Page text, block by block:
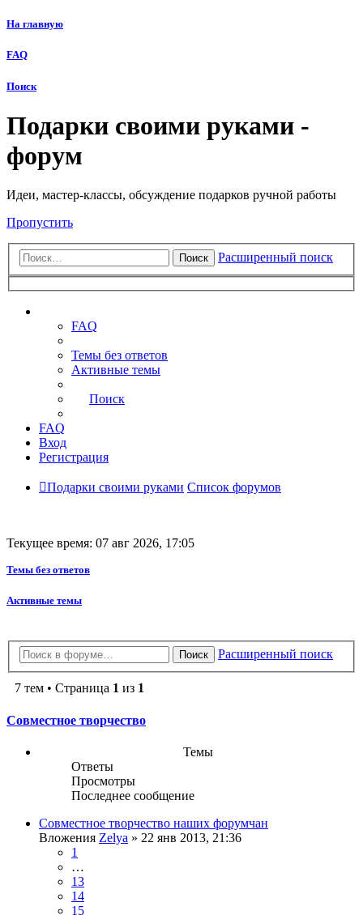
На главную
FAQ
Поиск
Подарки своими руками -
форум
Идеи, мастер-классы, обсуждение подарков ручной работы
Пропустить
Поиск Расширенный поиск
FAQ
Темы без ответов
Активные темы
Поиск
FAQ
Вход
Регистрация
Подарки своими руками Список форумов
Текущее время: 07 авг 2026, 17:05
Темы без ответов
Активные темы
Поиск Расширенный поиск
7 тем • Страница 1 из 1
Совместное творчество
Темы
Ответы
Просмотры
Последнее сообщение
Совместное творчество наших форумчан
Вложения Zelya » 22 янв 2013, 21:36
1
…
13
14
15